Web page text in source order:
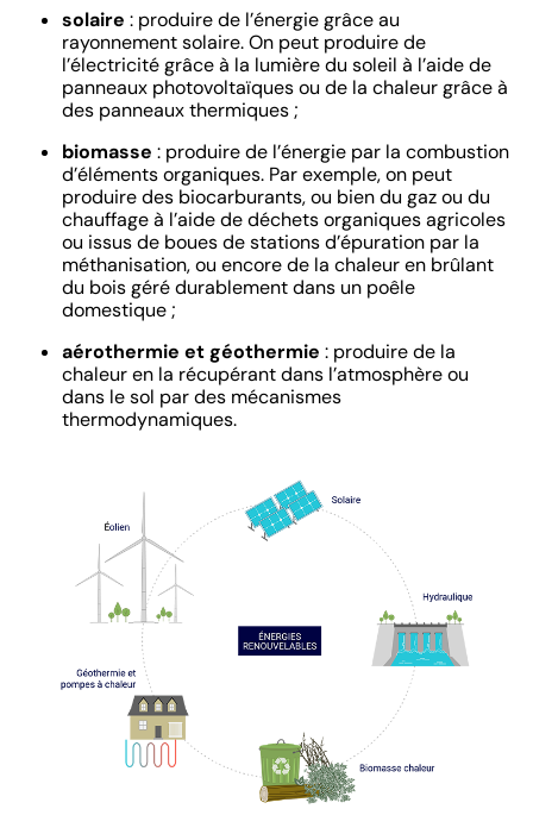
solaire : produire de l’énergie grâce au
rayonnement solaire. On peut produire de
l’électricité grâce à la lumière du soleil à l’aide de
panneaux photovoltaïques ou de la chaleur grâce à
des panneaux thermiques ;
biomasse : produire de l’énergie par la combustion
d’éléments organiques. Par exemple, on peut
produire des biocarburants, ou bien du gaz ou du
chauffage à l’aide de déchets organiques agricoles
ou issus de boues de stations d’épuration par la
méthanisation, ou encore de la chaleur en brûlant
du bois géré durablement dans un poêle
domestique ;
aérothermie et géothermie : produire de la
chaleur en la récupérant dans l’atmosphère ou
dans le sol par des mécanismes
thermodynamiques.